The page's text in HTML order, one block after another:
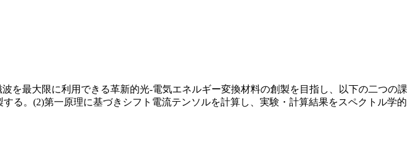
を最大限に利用できる革新的光-電気エネルギー変換材料の創製を目指し、以下の二つの課
る。(2)第一原理に基づきシフト電流テンソルを計算し、実験・計算結果をスペクトル学的